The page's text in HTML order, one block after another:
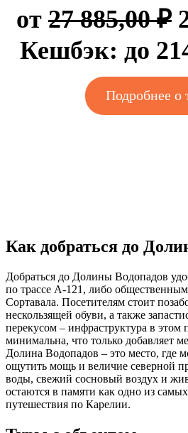
от 27 885,00₽
Кешбэк: до
Подробнее о
Как добраться до
Добраться до Долины Водопадов
по трассе А-121, либо
Сортавала. Посетителям стоит
нескользящей обуви, а также
перекусом – инфраструктура в этом
минимальна, что только добавляет
Долина Водопадов – это место, где
ощутить мощь и величие северной
воды, свежий сосновый воздух и
остаются в памяти как одно из
путешествия по Карелии.